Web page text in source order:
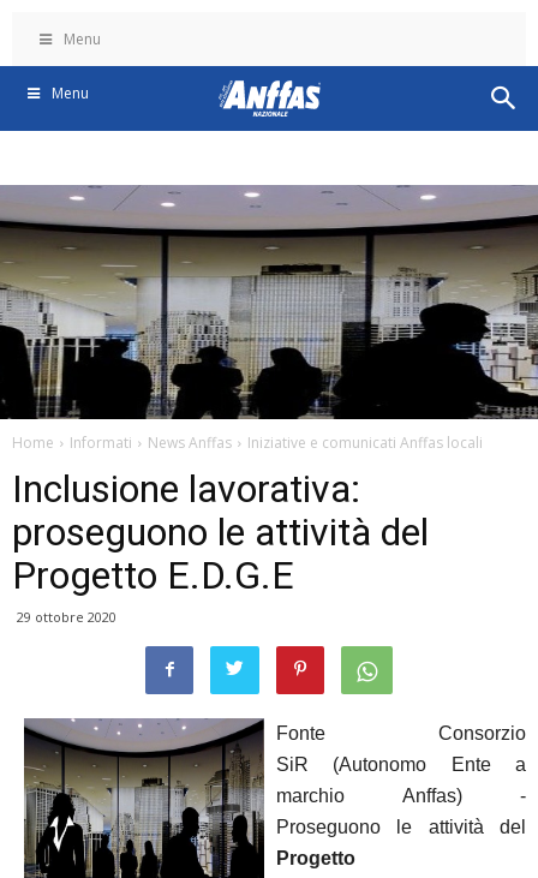
Menu
Menu
Home Informati News Anffas Iniziative e comunicati Anffas locali
Inclusione lavorativa:
proseguono le attività del
Progetto E.D.G.E
29 ottobre 2020
Fonte Consorzio
SiR (Autonomo Ente a
marchio Anffas) -
Proseguono le attività del
Progetto